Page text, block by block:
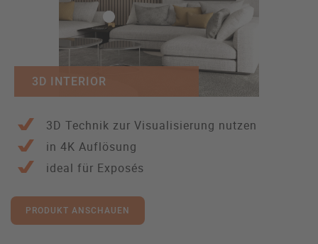
3D INTERIOR
3D Technik zur Visualisierung nutzen
in 4K Auflösung
ideal für Exposés
PRODUKT ANSCHAUEN